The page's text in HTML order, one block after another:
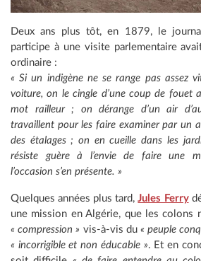
Deux ans plus tôt, en 1879, le
participe à une visite parlementaire
ordinaire :
« Si un indigène ne se range pas assez
voiture, on le cingle d’une coup de fouet
mot railleur ; on dérange d’un air
travaillent pour les faire examiner par un
des étalages ; on en cueille dans les
résiste guère à l’envie de faire une
l’occasion s’en présente. »
Quelques années plus tard,Jules Ferry
une mission en Algérie, que les colons
« compression » vis-à-vis du« peuple
« incorrigible et non éducable ». Et en